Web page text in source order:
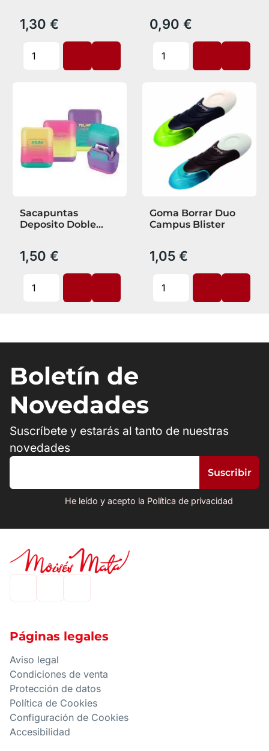
1,30 € 0,90 €
Sacapuntas
Deposito Doble
1,50 €
Goma Borrar Duo
Campus Blister
1,05 €
Boletín de
Novedades
Suscríbete y estarás al tanto de nuestras
novedades
He leído y acepto la Política de privacidad
Páginas legales
Aviso legal
Condiciones de venta
Protección de datos
Política de Cookies
Configuración de Cookies
Accesibilidad